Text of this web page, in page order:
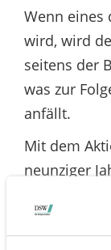
Wenn eines
wird, wird
seitens der
was zur
anfällt.
Mit dem
neunziger
Waren es
Zahl im